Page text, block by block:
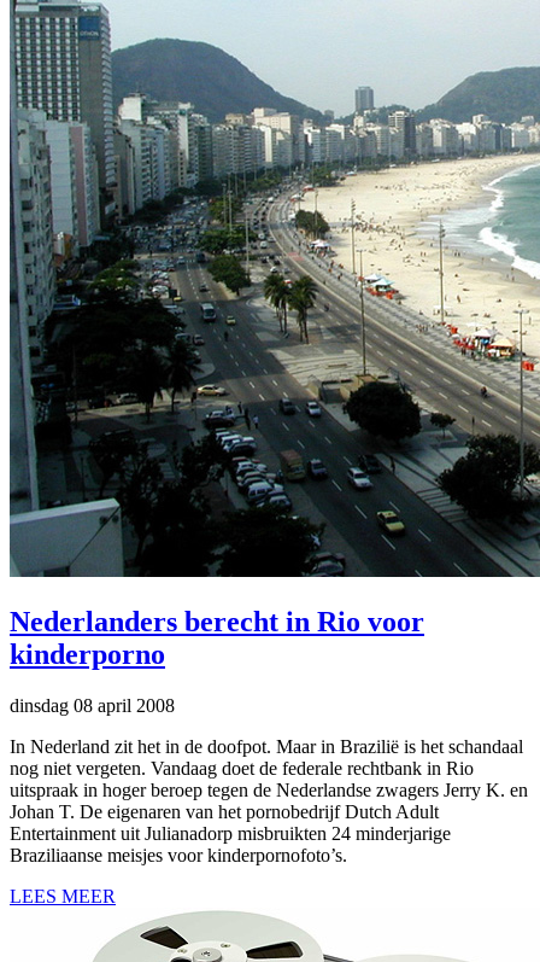
Nederlanders berecht in Rio voor
kinderporno
dinsdag 08 april 2008
In Nederland zit het in de doofpot. Maar in Brazilië is het schandaal
nog niet vergeten. Vandaag doet de federale rechtbank in Rio
uitspraak in hoger beroep tegen de Nederlandse zwagers Jerry K. en
Johan T. De eigenaren van het pornobedrijf Dutch Adult
Entertainment uit Julianadorp misbruikten 24 minderjarige
Braziliaanse meisjes voor kinderpornofoto’s.
LEES MEER